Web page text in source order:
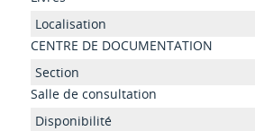
CENTRE DE DOCUMENTATION
Salle de consultation